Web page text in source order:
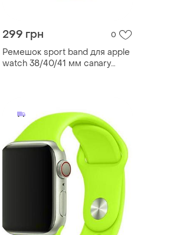
299 грн 0
Ремешок sport band для apple
watch 38/40/41 мм canary